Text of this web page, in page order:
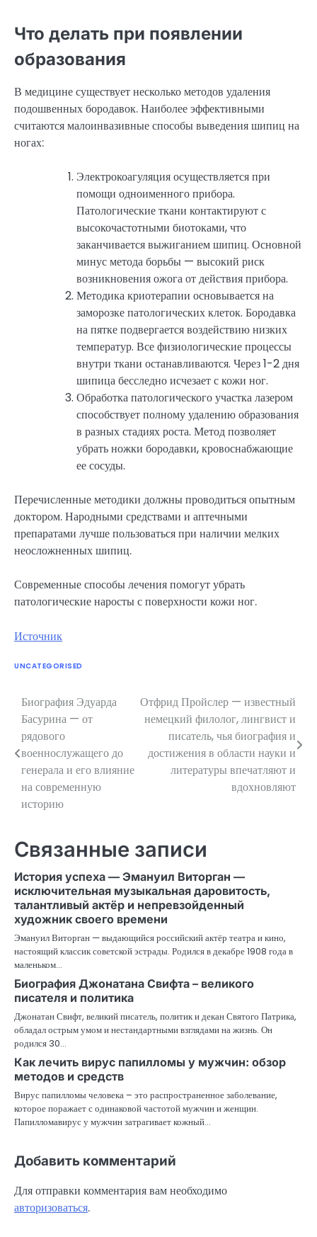
Что делать при появлении
образования
В медицине существует несколько методов удаления
подошвенных бородавок. Наиболее эффективными
считаются малоинвазивные способы выведения шипиц на
ногах:
Электрокоагуляция осуществляется при
помощи одноименного прибора.
Патологические ткани контактируют с
высокочастотными биотоками, что
заканчивается выжиганием шипиц. Основной
минус метода борьбы — высокий риск
возникновения ожога от действия прибора.
Методика криотерапии основывается на
заморозке патологических клеток. Бородавка
на пятке подвергается воздействию низких
температур. Все физиологические процессы
внутри ткани останавливаются. Через 1-2 дня
шипица бесследно исчезает с кожи ног.
Обработка патологического участка лазером
способствует полному удалению образования
в разных стадиях роста. Метод позволяет
убрать ножки бородавки, кровоснабжающие
ее сосуды.
Перечисленные методики должны проводиться опытным
доктором. Народными средствами и аптечными
препаратами лучше пользоваться при наличии мелких
неосложненных шипиц.
Современные способы лечения помогут убрать
патологические наросты с поверхности кожи ног.
Источник
UNCATEGORISED
Навигация
по
записям
Биография Эдуарда
Басурина — от
рядового
военнослужащего до
генерала и его влияние
на современную
историю
Отфрид Пройслер — известный
немецкий филолог, лингвист и
писатель, чья биография и
достижения в области науки и
литературы впечатляют и
вдохновляют
Связанные записи
История успеха — Эмануил Виторган —
исключительная музыкальная даровитость,
талантливый актёр и непревзойденный
художник своего времени
Эмануил Виторган — выдающийся российский актёр театра и кино,
настоящий классик советской эстрады. Родился в декабре 1908 года в
маленьком…
Биография Джонатана Свифта – великого
писателя и политика
Джонатан Свифт, великий писатель, политик и декан Святого Патрика,
обладал острым умом и нестандартными взглядами на жизнь. Он
родился 30…
Как лечить вирус папилломы у мужчин: обзор
методов и средств
Вирус папилломы человека – это распространенное заболевание,
которое поражает с одинаковой частотой мужчин и женщин.
Папилломавирус у мужчин затрагивает кожный…
Добавить комментарий
Для отправки комментария вам необходимо
авторизоваться.